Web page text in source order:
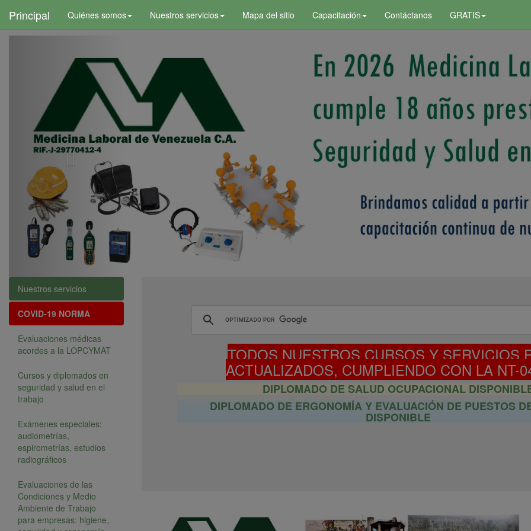
Principal Quiénes somos Nuestros servicios Mapa del sitio Capacitación Contáctanos GRATIS
Nuestros servicios
COVID-19 NORMA
Evaluaciones médicas
acordes a la LOPCYMAT
Cursos y diplomados en
seguridad y salud en el
trabajo
Exámenes especiales:
audiometrías,
espirometrías, estudios
radiográficos
Evaluaciones de las
Condiciones y Medio
Ambiente de Trabajo
para empresas: higiene,
TODOS NUESTROS CURSOS Y SERVICIOS
ACTUALIZADOS, CUMPLIENDO CON LA NT-
DIPLOMADO DE SALUD OCUPACIONAL
DIPLOMADO DE ERGONOMÍA Y EVALUACIÓN DE PUESTOS
DISPONIBLE